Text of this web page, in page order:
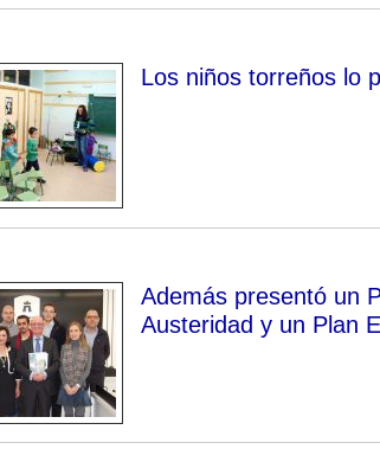
Los niños torreños lo
Además presentó un
Austeridad y un Plan